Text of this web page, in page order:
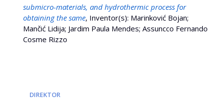
submicro-materials, and hydrothermic process for
obtaining the same, Inventor(s): Marinković Bojan;
Mančić Lidija; Jardim Paula Mendes; Assuncco Fernando
Cosme Rizzo
DIREKTOR